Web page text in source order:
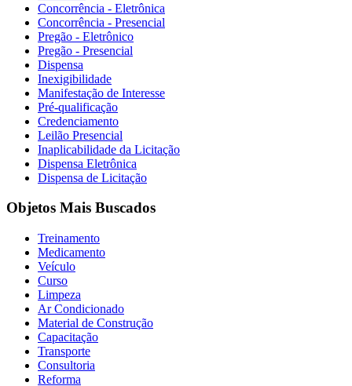
Concorrência - Eletrônica
Concorrência - Presencial
Pregão - Eletrônico
Pregão - Presencial
Dispensa
Inexigibilidade
Manifestação de Interesse
Pré-qualificação
Credenciamento
Leilão Presencial
Inaplicabilidade da Licitação
Dispensa Eletrônica
Dispensa de Licitação
Objetos Mais Buscados
Treinamento
Medicamento
Veículo
Curso
Limpeza
Ar Condicionado
Material de Construção
Capacitação
Transporte
Consultoria
Reforma